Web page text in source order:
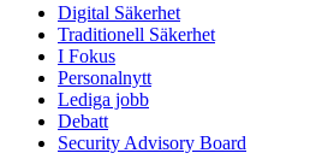
Digital Säkerhet
Traditionell Säkerhet
I Fokus
Personalnytt
Lediga jobb
Debatt
Security Advisory Board